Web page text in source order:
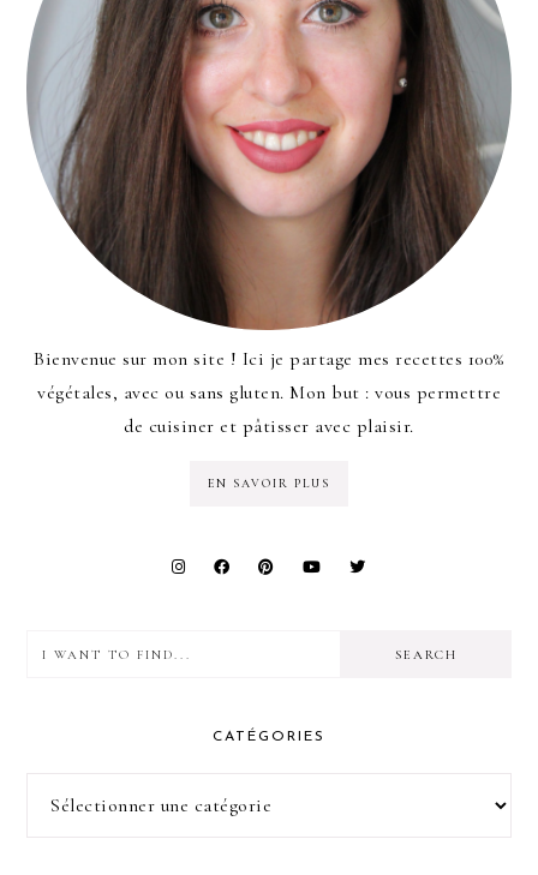
Bienvenue sur mon site ! Ici je partage mes recettes 100%
végétales, avec ou sans gluten. Mon but : vous permettre
de cuisiner et pâtisser avec plaisir.
EN SAVOIR PLUS
find...
CATÉGORIES